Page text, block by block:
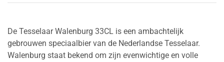
De Tesselaar Walenburg 33CL is een ambachtelijk
gebrouwen speciaalbier van de Nederlandse Tesselaar.
Walenburg staat bekend om zijn evenwichtige en volle